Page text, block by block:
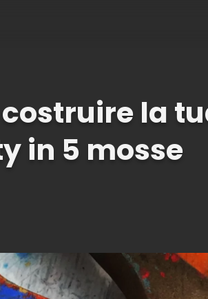
la
in 5 mosse